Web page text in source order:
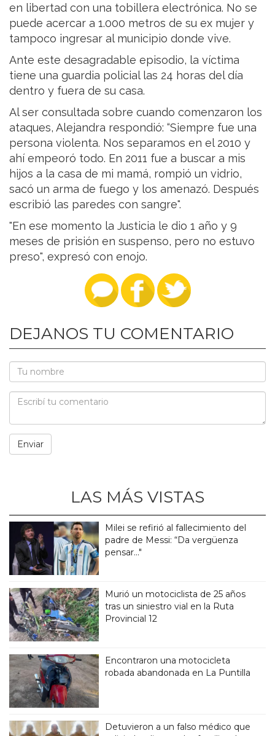
en libertad con una tobillera electrónica. No se
puede acercar a 1.000 metros de su ex mujer y
tampoco ingresar al municipio donde vive.
Ante este desagradable episodio, la víctima
tiene una guardia policial las 24 horas del día
dentro y fuera de su casa.
Al ser consultada sobre cuando comenzaron los
ataques, Alejandra respondió: “Siempre fue una
persona violenta. Nos separamos en el 2010 y
ahí empeoró todo. En 2011 fue a buscar a mis
hijos a la casa de mi mamá, rompió un vidrio,
sacó un arma de fuego y los amenazó. Después
escribió las paredes con sangre".
"En ese momento la Justicia le dio 1 año y 9
meses de prisión en suspenso, pero no estuvo
preso", expresó con enojo.
DEJANOS TU COMENTARIO
LAS MÁS VISTAS
Milei se refirió al fallecimiento del
padre de Messi: “Da vergüenza
pensar..."
Murió un motociclista de 25 años
tras un siniestro vial en la Ruta
Provincial 12
Encontraron una motocicleta
robada abandonada en La Puntilla
Detuvieron a un falso médico que